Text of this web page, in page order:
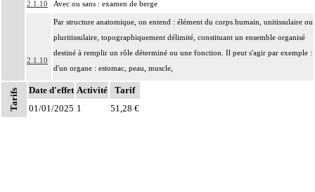
2.1.10 Avec ou sans : examen de berge
2.1.10
Par structure anatomique, on entend : élément du corps humain, unitissulaire ou
pluritissulaire, topographiquement délimité, constituant un ensemble organisé
destiné à remplir un rôle déterminé ou une fonction. Il peut s'agir par exemple :
d'un organe : estomac, peau, muscle,
d'une entité concourant à une finalité caractéristique : méninge, séreuse,
d'une région anatomique : médiastin, région rétropéritonéale
Tarifs Date d'effet Activité
Tarif
01/01/2025 1 51,28 €